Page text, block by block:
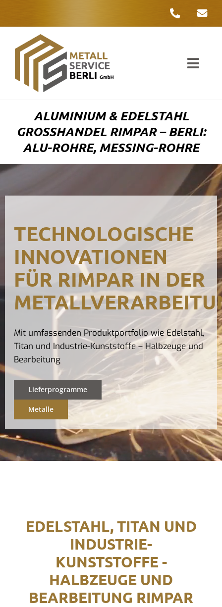
ALUMINIUM & EDELSTAHL
GROSSHANDEL RIMPAR – BERLI: A
LU-ROHRE, MESSING-ROHRE
TECHNOLOGISCHE
INNOVATIONEN
FÜR RIMPAR IN DER
Mit umfassenden Produktportfolio wie Edelstahl,
Titan und Industrie-Kunststoffe – Halbzeuge und
Bearbeitung
Lieferprogramme
Metalle
EDELSTAHL, TITAN UND
INDUSTRIE-
KUNSTSTOFFE -
HALBZEUGE UND
BEARBEITUNG RIMPAR